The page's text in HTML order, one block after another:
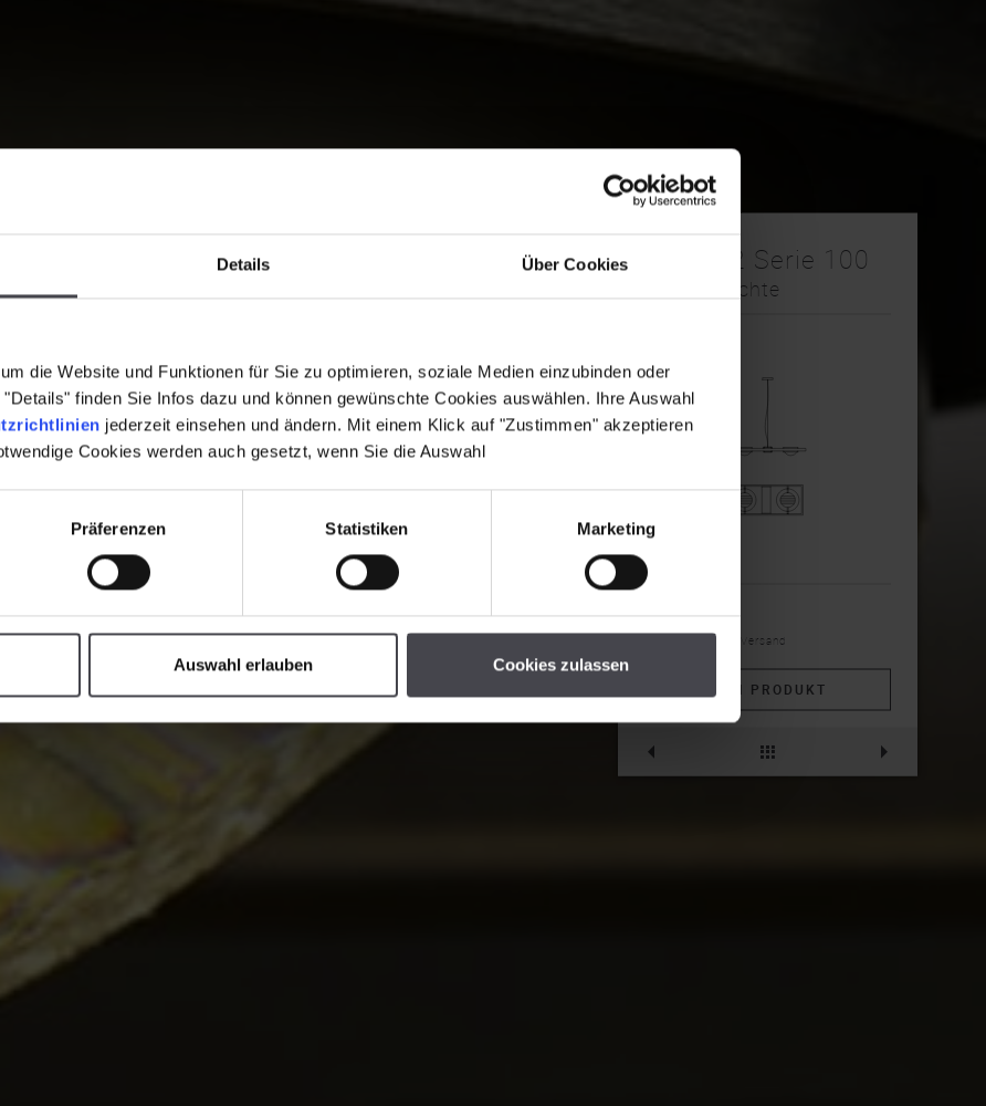
Details Über Cookies
die Website und Funktionen für Sie zu optimieren, soziale Medien einzubinden oder
finden Sie Infos dazu und können gewünschte Cookies auswählen. Ihre Auswahl
jederzeit einsehen und ändern. Mit einem Klick auf "Zustimmen" akzeptieren
Cookies werden auch gesetzt, wenn Sie die Auswahl
Präferenzen Statistiken Marketing
Auswahl erlauben Cookies zulassen
Ocular 2 Serie 100
Pendelleuchte
2.153,90€
inkl. MwSt, exkl. Versand
ZUM PRODUKT